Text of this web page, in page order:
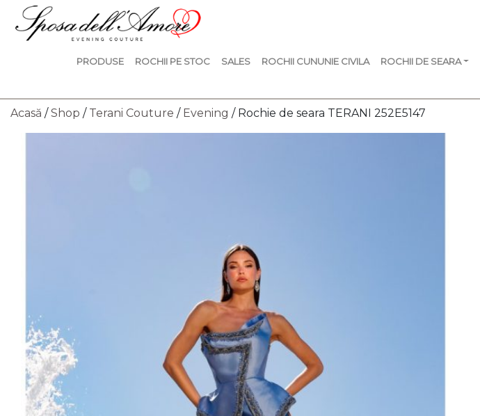
PRODUSE ROCHII PE STOC SALES ROCHII CUNUNIE CIVILA ROCHII DE SEARA
Acasă /Shop / Terani Couture / Evening / Rochie de seara TERANI 252E5147